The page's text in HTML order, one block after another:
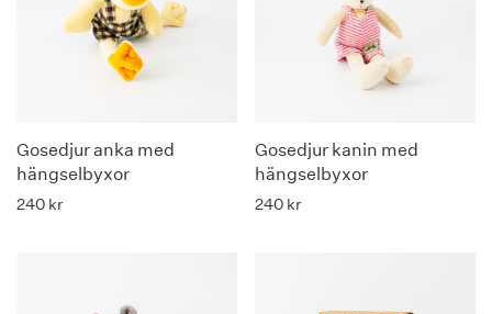
Gosedjur anka med
hängselbyxor
240 kr
Gosedjur kanin med
hängselbyxor
240 kr